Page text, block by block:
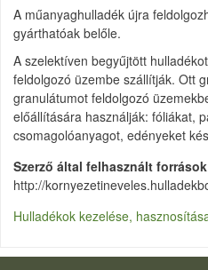
A műanyaghulladék újra
gyárthatóak belőle.
A szelektíven begyűjtött
feldolgozó üzembe szállítják. Ott
granulátumot feldolgozó
előállítására használják: fóliákat,
csomagolóanyagot, edényeket
Szerző által felhasznált források
http://
Hulladékok kezelése,